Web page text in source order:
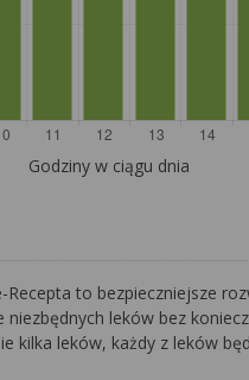
Godziny w ciągu dnia
to bezpieczniejsze
leków bez
kilka leków, każdy z leków